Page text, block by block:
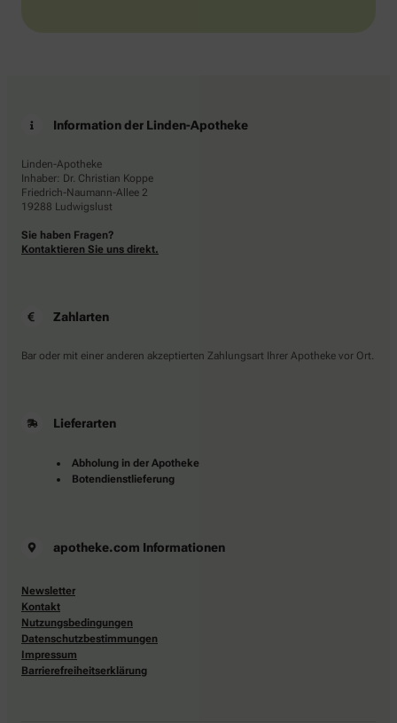
Information der Linden-Apotheke
Linden-Apotheke
Inhaber: Dr. Christian Koppe
Friedrich-Naumann-Allee 2
19288 Ludwigslust
Sie haben Fragen?
Kontaktieren Sie uns direkt.
Zahlarten
Bar oder mit einer anderen akzeptierten Zahlungsart Ihrer Apotheke vor Ort.
Lieferarten
Abholung in der Apotheke
Botendienstlieferung
apotheke.com Informationen
Newsletter
Kontakt
Nutzungsbedingungen
Datenschutzbestimmungen
Impressum
Barrierefreiheitserklärung